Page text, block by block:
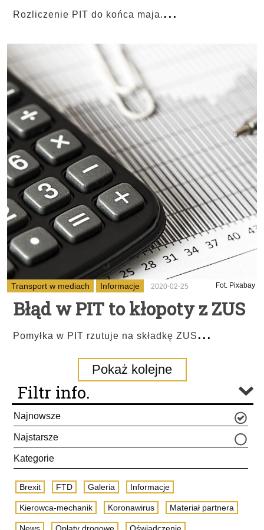
Rozliczenie PIT do końca maja. ...
Transport w mediach Informacje 2020-02-25 Fot. Pixabay
Błąd w PIT to kłopoty z ZUS
Pomyłka w PIT rzutuje na składkę ZUS ...
Pokaż kolejne
Filtr info.
Najnowsze
Najstarsze
Kategorie
Brexit FTD Galeria Informacje
Kierowca-mechanik Koronawirus Materiał partnera